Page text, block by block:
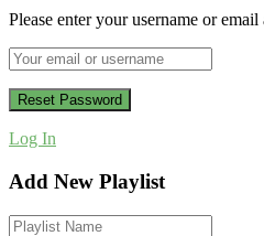
Please enter your username or
Log In
Add New Playlist